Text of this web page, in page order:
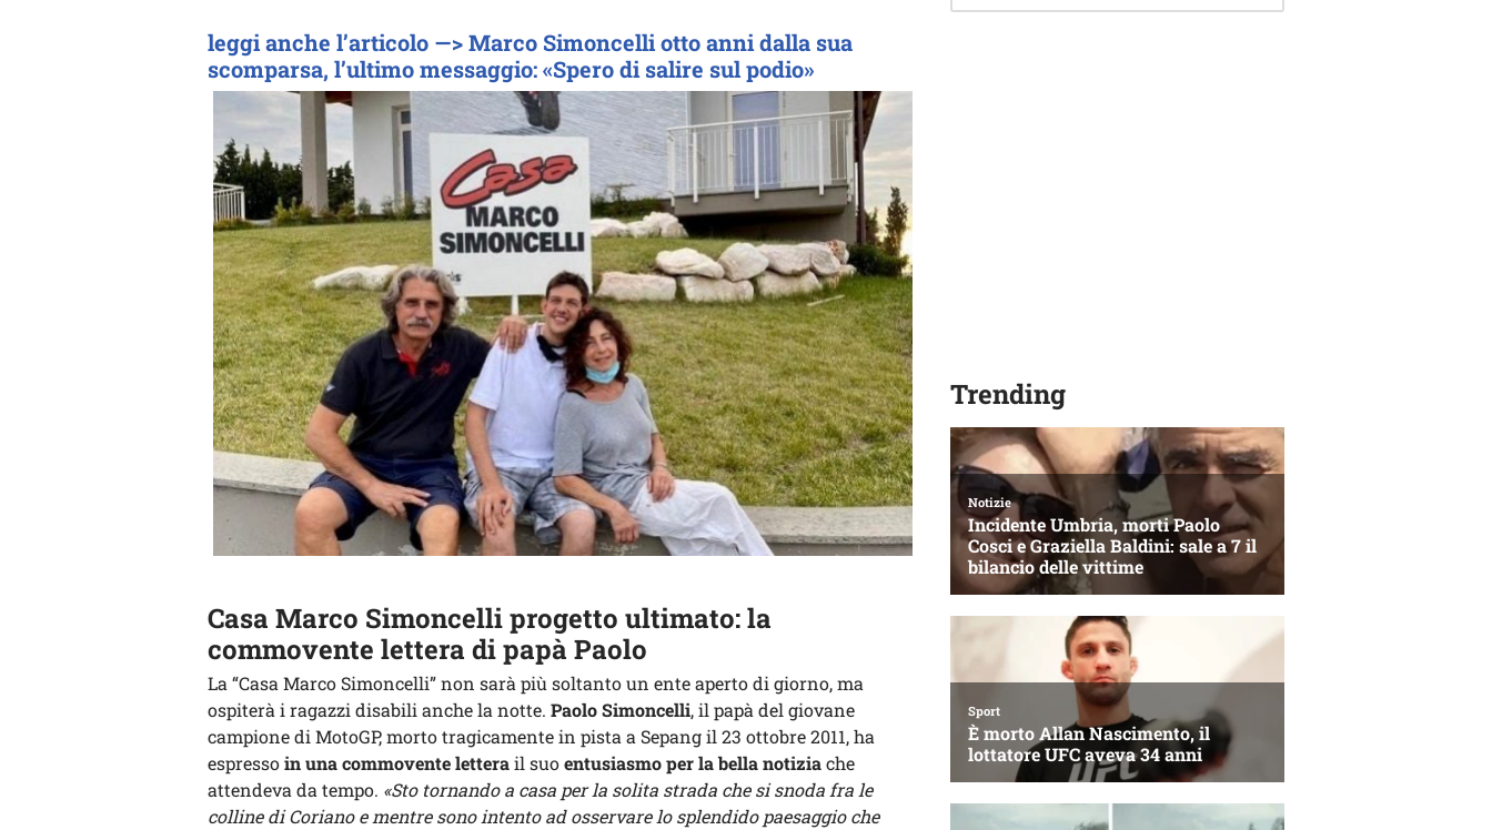
leggi anche l’articolo —> Marco Simoncelli otto anni dalla sua
scomparsa, l’ultimo messaggio: «Spero di salire sul podio»
Casa Marco Simoncelli progetto ultimato: la
commovente lettera di papà Paolo
La “Casa Marco Simoncelli” non sarà più soltanto un ente aperto di giorno, ma
ospiterà i ragazzi disabili anche la notte. Paolo Simoncelli, il papà del giovane
campione di MotoGP, morto tragicamente in pista a Sepang il 23 ottobre 2011, ha
espressoin una commovente letterail suoentusiasmo per la bella notiziache
attendeva da tempo. «Sto tornando a casa per la solita strada che si snoda fra le
colline di Coriano e mentre sono intento ad osservare lo splendido paesaggio che
Trending